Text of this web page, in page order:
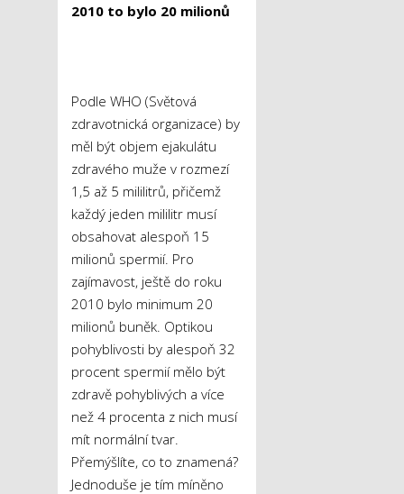
2010 to bylo 20 milionů
Podle WHO (Světová
zdravotnická organizace) by
měl být objem ejakulátu
zdravého muže v rozmezí
1,5 až 5 mililitrů, přičemž
každý jeden mililitr musí
obsahovat alespoň 15
milionů spermií. Pro
zajímavost, ještě do roku
2010 bylo minimum 20
milionů buněk. Optikou
pohyblivosti by alespoň 32
procent spermií mělo být
zdravě pohyblivých a více
než 4 procenta z nich musí
mít normální tvar.
Přemýšlíte, co to znamená?
Jednoduše je tím míněno